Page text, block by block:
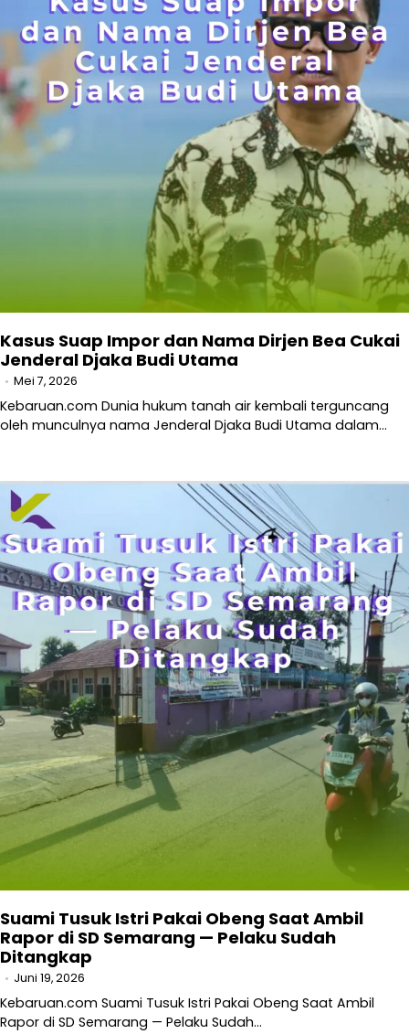
Kasus Suap Impor dan Nama Dirjen Bea Cukai
Jenderal Djaka Budi Utama
Mei 7, 2026
Kebaruan.com Dunia hukum tanah air kembali terguncang
oleh munculnya nama Jenderal Djaka Budi Utama dalam…
Suami Tusuk Istri Pakai Obeng Saat Ambil
Rapor di SD Semarang — Pelaku Sudah
Ditangkap
Juni 19, 2026
Kebaruan.com Suami Tusuk Istri Pakai Obeng Saat Ambil
Rapor di SD Semarang — Pelaku Sudah…